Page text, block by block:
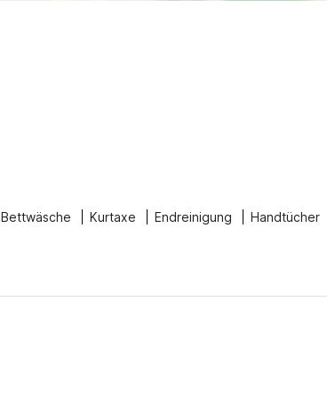
Bettwäsche Kurtaxe Endreinigung
Handtücher